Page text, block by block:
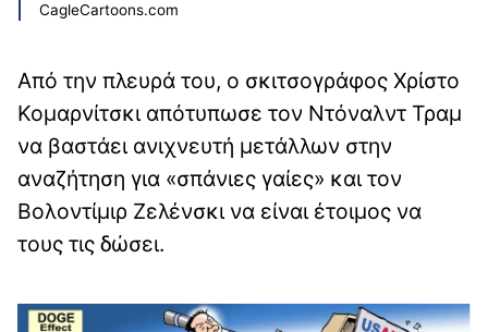
CagleCartoons.com
Από την πλευρά του, ο σκιτσογράφος Χρίστο
Κομαρνίτσκι απότυπωσε τον Ντόναλντ Τραμ
να βαστάει ανιχνευτή μετάλλων στην
αναζήτηση για «σπάνιες γαίες» και τον
Βολοντίμιρ Ζελένσκι να είναι έτοιμος να
τους τις δώσει.